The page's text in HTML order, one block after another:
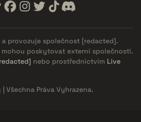
provozuje společnost [redacted].
poskytovat externí společnosti.
nebo prostřednictvím Live
Všechna Práva Vyhrazena.